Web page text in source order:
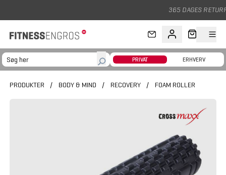
365 DAGES RETURRET
PRIVAT ERHVERV
PRODUKTER / BODY & MIND / RECOVERY / FOAM ROLLER